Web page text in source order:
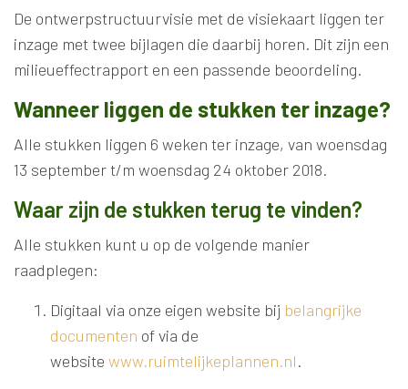
De ontwerpstructuurvisie met de visiekaart liggen ter
inzage met twee bijlagen die daarbij horen. Dit zijn een
milieueffectrapport en een passende beoordeling.
Wanneer liggen de stukken ter inzage?
Alle stukken liggen 6 weken ter inzage, van woensdag
13 september t/m woensdag 24 oktober 2018.
Waar zijn de stukken terug te vinden?
Alle stukken kunt u op de volgende manier
raadplegen:
Digitaal via onze eigen website bij belangrijke
documenten of via de
website www.ruimtelijkeplannen.nl.